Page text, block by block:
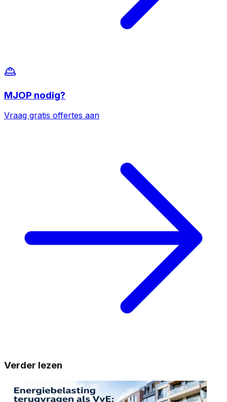
MJOP nodig?
Vraag gratis offertes aan
Verder lezen